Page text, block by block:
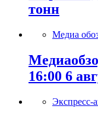
тонн
Медиа
16:00 6
Экспресс-